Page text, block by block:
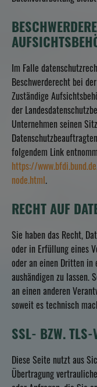
Im Falle
Beschwerderecht bei
Zuständige
der
Unternehmen seinen
folgendem Link
https://
node.html .
RECHT AUF
Sie haben das Recht,
oder in Erfüllung eines
oder an einen Dritten in
aushändigen zu lassen.
an einen anderen
soweit es technisch
SSL- BZW. TLS-
Diese Seite nutzt aus
Übertragung